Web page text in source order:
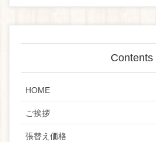
Contents
HOME
ご挨拶
張替え価格